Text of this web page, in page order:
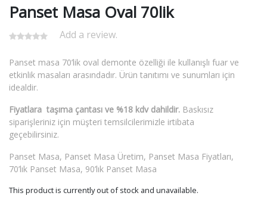
Panset Masa Oval 70lik
Add a review.
Panset masa 70’lik oval demonte özelliği ile kullanışlı fuar ve
etkinlik masaları arasındadır. Ürün tanıtımı ve sunumları için
idealdir.
Fiyatlara taşıma çantası ve %18 kdv dahildir. Baskısız
siparişleriniz için müşteri temsilcilerimizle irtibata
geçebilirsiniz.
Panset Masa, Panset Masa Üretim, Panset Masa Fiyatları,
70’lık Panset Masa, 90’lık Panset Masa
This product is currently out of stock and unavailable.